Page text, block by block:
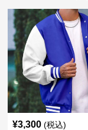
¥3,300 (税込)